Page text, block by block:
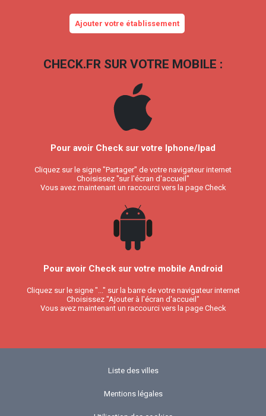
Ajouter votre établissement
CHECK.FR SUR VOTRE MOBILE :
Pour avoir Check sur votre Iphone/Ipad
Cliquez sur le signe "Partager" de votre navigateur internet
Choisissez "sur l'écran d'accueil"
Vous avez maintenant un raccourci vers la page Check
Pour avoir Check sur votre mobile Android
Cliquez sur le signe "..." sur la barre de votre navigateur internet
Choisissez "Ajouter à l'écran d'accueil"
Vous avez maintenant un raccourci vers la page Check
Liste des villes
Mentions légales